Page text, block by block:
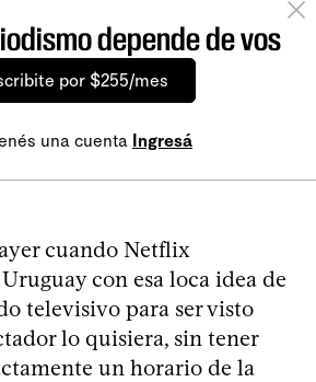
depende de vos
por $255/mes
una cuenta Ingresá
cuando Netflix
con esa loca idea de
televisivo para ser visto
lo quisiera, sin tener
un horario de la